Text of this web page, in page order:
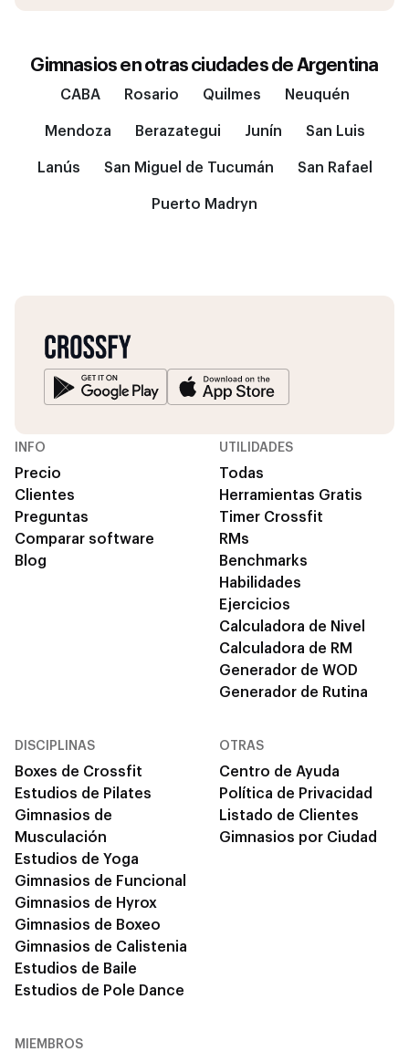
Gimnasios en otras ciudades de Argentina
CABA Rosario Quilmes Neuquén
Mendoza Berazategui Junín San Luis
Lanús San Miguel de Tucumán San Rafael
Puerto Madryn
INFO
Precio
Clientes
Preguntas
Comparar software
Blog
UTILIDADES
Todas
Herramientas Gratis
Timer Crossfit
RMs
Benchmarks
Habilidades
Ejercicios
Calculadora de Nivel
Calculadora de RM
Generador de WOD
Generador de Rutina
DISCIPLINAS
Boxes de Crossfit
Estudios de Pilates
Gimnasios de
Musculación
Estudios de Yoga
Gimnasios de Funcional
Gimnasios de Hyrox
Gimnasios de Boxeo
Gimnasios de Calistenia
Estudios de Baile
Estudios de Pole Dance
OTRAS
Centro de Ayuda
Política de Privacidad
Listado de Clientes
Gimnasios por Ciudad
MIEMBROS